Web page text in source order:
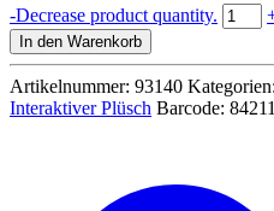
-Decrease product quantity. Cry
Babies
Coney
mit
In den Warenkorb
Artikelnummer: 93140 Kategorien:
Interaktiver Plüsch Barcode: